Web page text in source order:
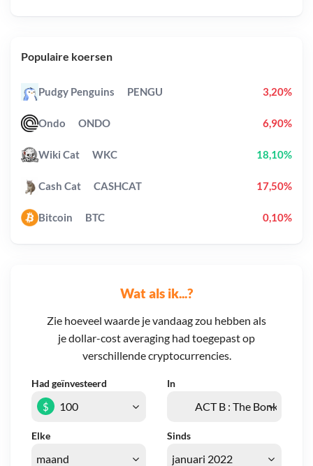
Wat als ik...?
Zie hoeveel waarde je vandaag zou hebben als
je dollar-cost averaging had toegepast op
verschillende cryptocurrencies.
Had geïnvesteerd In
Elke Sinds
$
Populaire koersen
Pudgy Penguins PENGU 3,20%
Ondo ONDO 6,90%
Wiki Cat WKC 18,10%
Cash Cat CASHCAT 17,50%
Bitcoin BTC 0,10%